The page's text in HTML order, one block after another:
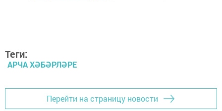
Теги:
АРЧА ХӘБӘРЛӘРЕ
Перейти на страницу новости